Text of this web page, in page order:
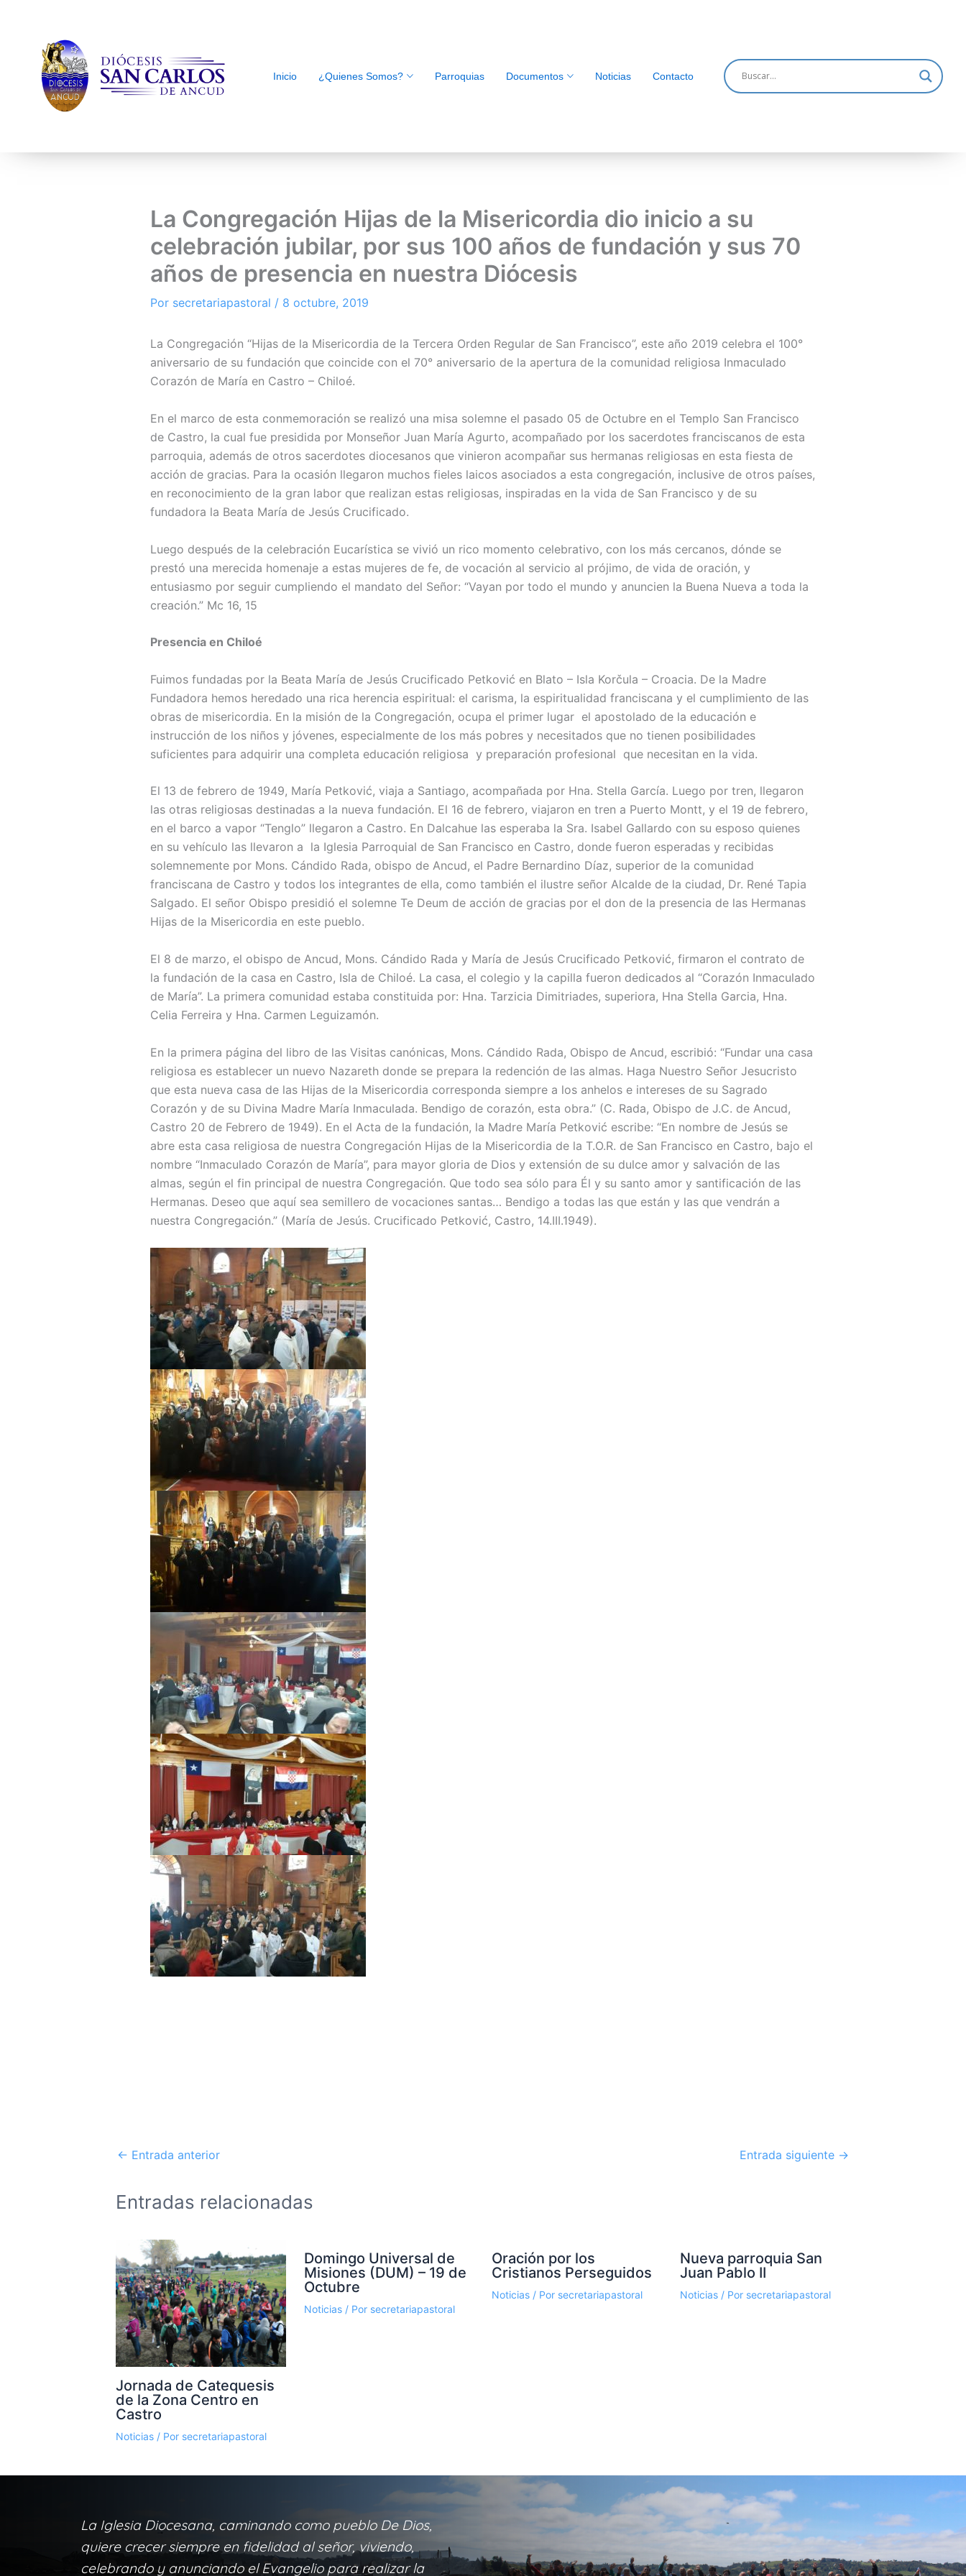
Inicio ¿Quienes Somos? Parroquias Documentos Noticias Contacto
La Congregación Hijas de la Misericordia dio inicio a su
celebración jubilar, por sus 100 años de fundación y sus 70
años de presencia en nuestra Diócesis
Por secretariapastoral / 8 octubre, 2019
La Congregación “Hijas de la Misericordia de la Tercera Orden Regular de San Francisco”, este año 2019 celebra el 100°
aniversario de su fundación que coincide con el 70° aniversario de la apertura de la comunidad religiosa Inmaculado
Corazón de María en Castro – Chiloé.
En el marco de esta conmemoración se realizó una misa solemne el pasado 05 de Octubre en el Templo San Francisco
de Castro, la cual fue presidida por Monseñor Juan María Agurto, acompañado por los sacerdotes franciscanos de esta
parroquia, además de otros sacerdotes diocesanos que vinieron acompañar sus hermanas religiosas en esta fiesta de
acción de gracias. Para la ocasión llegaron muchos fieles laicos asociados a esta congregación, inclusive de otros países,
en reconocimiento de la gran labor que realizan estas religiosas, inspiradas en la vida de San Francisco y de su
fundadora la Beata María de Jesús Crucificado.
Luego después de la celebración Eucarística se vivió un rico momento celebrativo, con los más cercanos, dónde se
prestó una merecida homenaje a estas mujeres de fe, de vocación al servicio al prójimo, de vida de oración, y
entusiasmo por seguir cumpliendo el mandato del Señor: “Vayan por todo el mundo y anuncien la Buena Nueva a toda la
creación.” Mc 16, 15
Presencia en Chiloé
Fuimos fundadas por la Beata María de Jesús Crucificado Petković en Blato – Isla Korčula – Croacia. De la Madre
Fundadora hemos heredado una rica herencia espiritual: el carisma, la espiritualidad franciscana y el cumplimiento de las
obras de misericordia. En la misión de la Congregación, ocupa el primer lugar el apostolado de la educación e
instrucción de los niños y jóvenes, especialmente de los más pobres y necesitados que no tienen posibilidades
suficientes para adquirir una completa educación religiosa y preparación profesional que necesitan en la vida.
El 13 de febrero de 1949, María Petković, viaja a Santiago, acompañada por Hna. Stella García. Luego por tren, llegaron
las otras religiosas destinadas a la nueva fundación. El 16 de febrero, viajaron en tren a Puerto Montt, y el 19 de febrero,
en el barco a vapor “Tenglo” llegaron a Castro. En Dalcahue las esperaba la Sra. Isabel Gallardo con su esposo quienes
en su vehículo las llevaron a la Iglesia Parroquial de San Francisco en Castro, donde fueron esperadas y recibidas
solemnemente por Mons. Cándido Rada, obispo de Ancud, el Padre Bernardino Díaz, superior de la comunidad
franciscana de Castro y todos los integrantes de ella, como también el ilustre señor Alcalde de la ciudad, Dr. René Tapia
Salgado. El señor Obispo presidió el solemne Te Deum de acción de gracias por el don de la presencia de las Hermanas
Hijas de la Misericordia en este pueblo.
El 8 de marzo, el obispo de Ancud, Mons. Cándido Rada y María de Jesús Crucificado Petković, firmaron el contrato de
la fundación de la casa en Castro, Isla de Chiloé. La casa, el colegio y la capilla fueron dedicados al “Corazón Inmaculado
de María”. La primera comunidad estaba constituida por: Hna. Tarzicia Dimitriades, superiora, Hna Stella Garcia, Hna.
Celia Ferreira y Hna. Carmen Leguizamón.
En la primera página del libro de las Visitas canónicas, Mons. Cándido Rada, Obispo de Ancud, escribió: “Fundar una casa
religiosa es establecer un nuevo Nazareth donde se prepara la redención de las almas. Haga Nuestro Señor Jesucristo
que esta nueva casa de las Hijas de la Misericordia corresponda siempre a los anhelos e intereses de su Sagrado
Corazón y de su Divina Madre María Inmaculada. Bendigo de corazón, esta obra.” (C. Rada, Obispo de J.C. de Ancud,
Castro 20 de Febrero de 1949). En el Acta de la fundación, la Madre María Petković escribe: “En nombre de Jesús se
abre esta casa religiosa de nuestra Congregación Hijas de la Misericordia de la T.O.R. de San Francisco en Castro, bajo el
nombre “Inmaculado Corazón de María”, para mayor gloria de Dios y extensión de su dulce amor y salvación de las
almas, según el fin principal de nuestra Congregación. Que todo sea sólo para Él y su santo amor y santificación de las
Hermanas. Deseo que aquí sea semillero de vocaciones santas… Bendigo a todas las que están y las que vendrán a
nuestra Congregación.” (María de Jesús. Crucificado Petković, Castro, 14.III.1949).
← Entrada anterior Entrada siguiente →
Entradas relacionadas
Jornada de Catequesis
de la Zona Centro en
Castro
Noticias / Por secretariapastoral
Domingo Universal de
Misiones (DUM) – 19 de
Octubre
Noticias/ Por secretariapastoral
Oración por los
Cristianos Perseguidos
Noticias / Por secretariapastoral
Nueva parroquia San
Juan Pablo II
Noticias / Por secretariapastoral
La Iglesia Diocesana, caminando como pueblo De Dios,
quiere crecer siempre en fidelidad al señor, viviendo,
celebrando y anunciando el Evangelio para realizar la